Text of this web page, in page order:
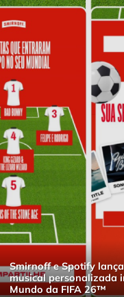
Smirnoff e Spotify
musical personalizada
Mundo da FIFA 26™